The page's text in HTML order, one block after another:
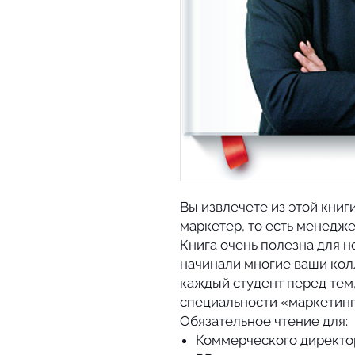
Вы извлечете из этой
маркетер, то есть
Книга очень полезна для
начинали многие ваши
каждый студент перед
специальности
Обязательное чтение для:
Коммерческого